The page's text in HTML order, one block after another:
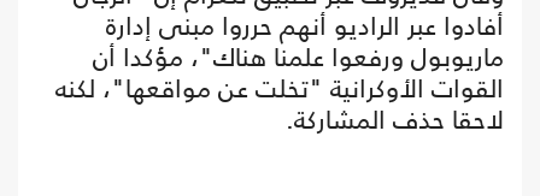
أفادوا عبر الراديو أنهم حرروا مبنى إدارة
ماريوبول ورفعوا علمنا هناك"، مؤكدا أن
القوات الأوكرانية "تخلت عن مواقعها"، لكنه
لاحقا حذف المشاركة.